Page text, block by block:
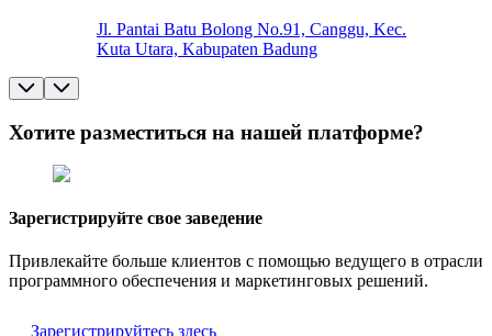
Jl. Pantai Batu Bolong No.91, Canggu, Kec.
Kuta Utara, Kabupaten Badung
Хотите разместиться на нашей платформе?
Зарегистрируйте свое заведение
Привлекайте больше клиентов с помощью ведущего в отрасли
программного обеспечения и маркетинговых решений.
Зарегистрируйтесь здесь